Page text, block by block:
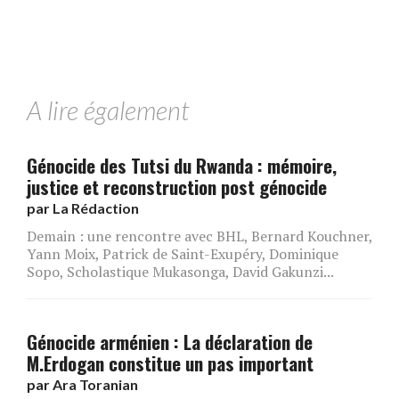
A lire également
Génocide des Tutsi du Rwanda : mémoire,
justice et reconstruction post génocide
par La Rédaction
Demain : une rencontre avec BHL, Bernard Kouchner,
Yann Moix, Patrick de Saint-Exupéry, Dominique
Sopo, Scholastique Mukasonga, David Gakunzi...
Génocide arménien : La déclaration de
M.Erdogan constitue un pas important
parAra Toranian